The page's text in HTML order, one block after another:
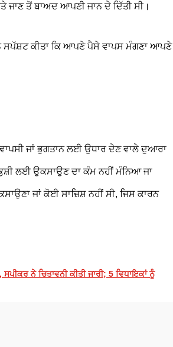
ਜਾਣ ਤੋਂ ਬਾਅਦ ਆਪਣੀ ਜਾਨ ਦੇ ਦਿੱਤੀ ਸੀ।
ਸਪੱਸ਼ਟ ਕੀਤਾ ਕਿ ਆਪਣੇ ਪੈਸੇ ਵਾਪਸ ਮੰਗਣਾ ਆਪਣੇ
ਜਾਂ ਭੁਗਤਾਨ ਲਈ ਉਧਾਰ ਦੇਣ ਵਾਲੇ ਦੁਆਰਾ
ਲਈ ਉਕਸਾਉਣ ਦਾ ਕੰਮ ਨਹੀਂ ਮੰਨਿਆ ਜਾ
ਜਾਂ ਕੋਈ ਸਾਜ਼ਿਸ਼ ਨਹੀਂ ਸੀ, ਜਿਸ ਕਾਰਨ
ਨੇ ਚਿਤਾਵਨੀ ਕੀਤੀ ਜਾਰੀ; 5 ਵਿਧਾਇਕਾਂ ਨੂੰ